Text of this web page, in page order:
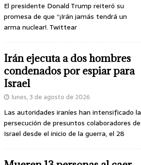
El presidente Donald Trump reiteró su
promesa de que “¡Irán jamás tendrá un
arma nuclear!. Twittear
Irán ejecuta a dos hombres
condenados por espiar para
Israel
lunes, 3 de agosto de 2026
Las autoridades iraníes han intensificado la
persecución de presuntos colaboradores de
Israel desde el inicio de la guerra, el 28